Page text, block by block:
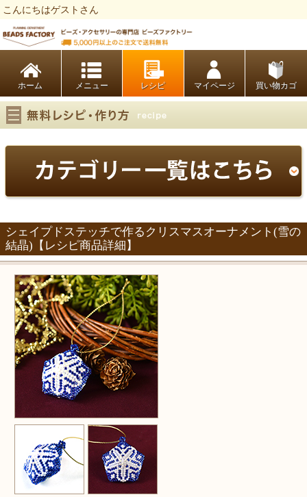
こんにちはゲストさん
ホーム レシピ マイページ 買い物カゴ
シェイプドステッチで作るクリスマスオーナメント(雪の
結晶)【レシピ商品詳細】